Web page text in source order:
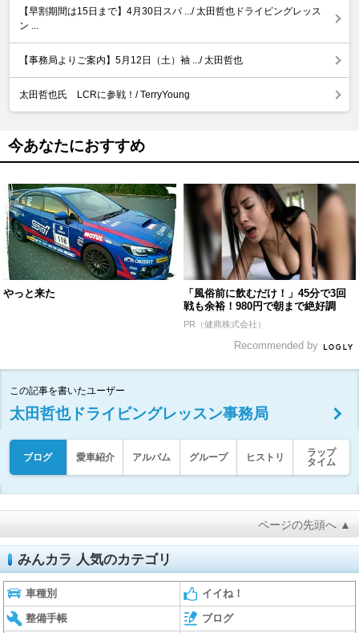
【早割期間は15日まで】4月30日スパ .../ 太田哲也ドライビングレッス
ン ...
【事務局よりご案内】5月12日（土）袖 .../ 太田哲也
太田哲也氏 LCRに参戦！/ TerryYoung
今あなたにおすすめ
やっと来た
「風俗前に飲むだけ！」45分で3回
戦も余裕！980円で朝まで絶好調
PR（健商株式会社）
Recommended by
この記事を書いたユーザー
太田哲也ドライビングレッスン事務局
ブログ 愛車紹介 アルバム グループ ヒストリ
ラップ
タイム
ページの先頭へ ▲
みんカラ 人気のカテゴリ
車種別 イイね！
整備手帳 ブログ